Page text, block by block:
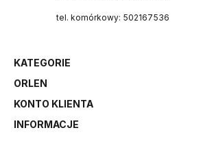
tel. komórkowy: 502167536
KATEGORIE
ORLEN
KONTO KLIENTA
INFORMACJE